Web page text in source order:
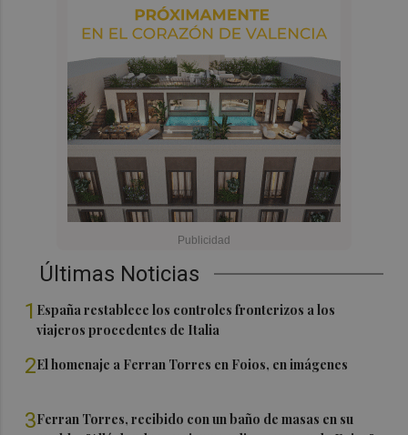
Últimas Noticias
1 España restablece los controles fronterizos a los
viajeros procedentes de Italia
2El homenaje a Ferran Torres en Foios, en imágenes
3Ferran Torres, recibido con un baño de masas en su